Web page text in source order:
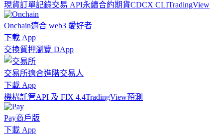
現貨訂單記錄交易 API永續合約期貨CDCX CLITradingView
Onchain適合 web3 愛好者
下載 App
交換質押瀏覽 DApp
交易所適合進階交易人
下載 App
機構託管API 及 FIX 4.4TradingView預測
Pay商戶版
下載 App